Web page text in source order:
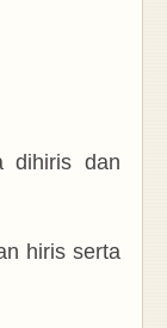
dihiris dan
hiris serta